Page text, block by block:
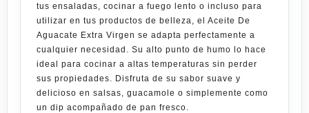
tus ensaladas, cocinar a fuego lento o incluso para
utilizar en tus productos de belleza, el Aceite De
Aguacate Extra Virgen se adapta perfectamente a
cualquier necesidad. Su alto punto de humo lo hace
ideal para cocinar a altas temperaturas sin perder
sus propiedades. Disfruta de su sabor suave y
delicioso en salsas, guacamole o simplemente como
un dip acompañado de pan fresco.